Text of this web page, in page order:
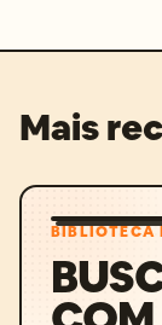
Mais
BIBLIOTECA